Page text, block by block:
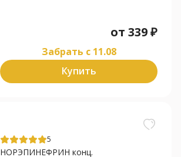
от 339₽
Забрать c 11.08
Купить
5
НОРЭПИНЕФРИН конц.